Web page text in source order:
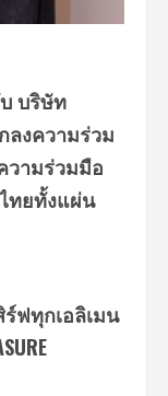
บ บริษัท
ลงความร่วม
วามร่วมมือ
ทยทั้งแผ่น
ร์ฟทุกเอลิเมน